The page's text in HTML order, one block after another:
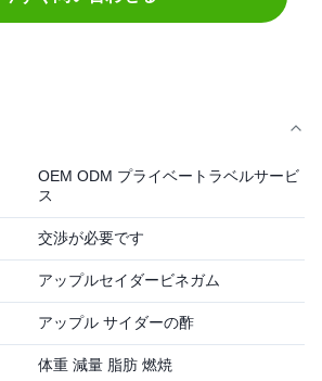
OEM ODM プライベートラベルサービ
ス
交渉が必要です
アップルセイダービネガム
アップル サイダーの酢
体重 減量 脂肪 燃焼